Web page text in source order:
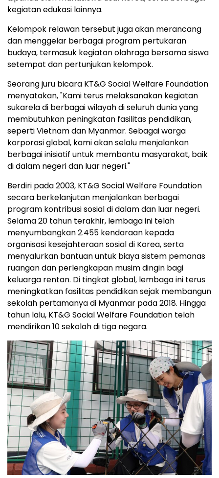
kegiatan edukasi lainnya.
Kelompok relawan tersebut juga akan merancang
dan menggelar berbagai program pertukaran
budaya, termasuk kegiatan olahraga bersama siswa
setempat dan pertunjukan kelompok.
Seorang juru bicara KT&G Social Welfare Foundation
menyatakan, "Kami terus melaksanakan kegiatan
sukarela di berbagai wilayah di seluruh dunia yang
membutuhkan peningkatan fasilitas pendidikan,
seperti Vietnam dan Myanmar. Sebagai warga
korporasi global, kami akan selalu menjalankan
berbagai inisiatif untuk membantu masyarakat, baik
di dalam negeri dan luar negeri."
Berdiri pada 2003, KT&G Social Welfare Foundation
secara berkelanjutan menjalankan berbagai
program kontribusi sosial di dalam dan luar negeri.
Selama 20 tahun terakhir, lembaga ini telah
menyumbangkan 2.455 kendaraan kepada
organisasi kesejahteraan sosial di Korea, serta
menyalurkan bantuan untuk biaya sistem pemanas
ruangan dan perlengkapan musim dingin bagi
keluarga rentan. Di tingkat global, lembaga ini terus
meningkatkan fasilitas pendidikan sejak membangun
sekolah pertamanya di Myanmar pada 2018. Hingga
tahun lalu, KT&G Social Welfare Foundation telah
mendirikan 10 sekolah di tiga negara.